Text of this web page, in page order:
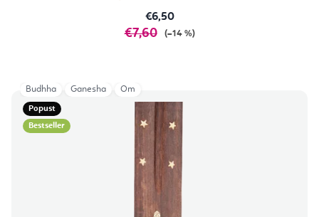
€6,50
€7,60 (–14 %)
Popust
Bestseller
Budhha Ganesha Om